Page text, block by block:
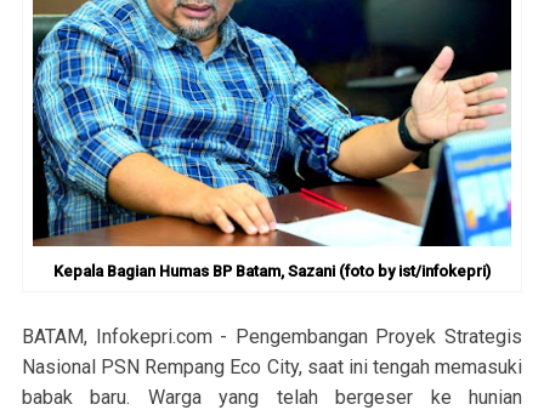
Kepala Bagian Humas BP Batam, Sazani (foto by ist/infokepri)
BATAM, Infokepri.com - Pengembangan Proyek Strategis
Nasional PSN Rempang Eco City, saat ini tengah memasuki
babak baru. Warga yang telah bergeser ke hunian